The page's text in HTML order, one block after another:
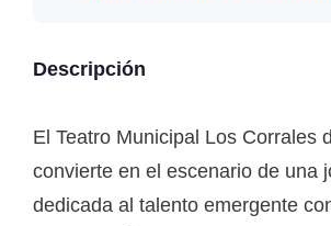
Descripción
El Teatro Municipal Los Corrales
convierte en el escenario de una
dedicada al talento emergente